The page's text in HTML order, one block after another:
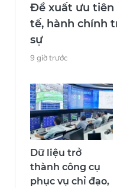
Đề xuất ưu tiên
tế, hành chính
sự
9 giờ trước
Dữ liệu trở
thành công cụ
phục vụ chỉ đạo,